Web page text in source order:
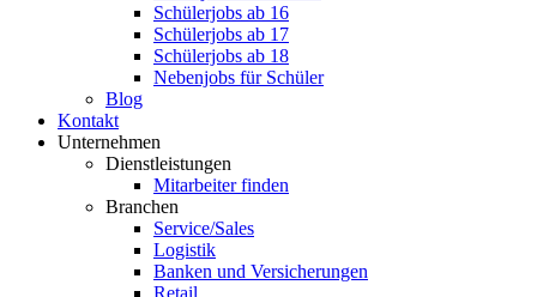
Schülerjobs ab 16
Schülerjobs ab 17
Schülerjobs ab 18
Nebenjobs für Schüler
Blog
Kontakt
Unternehmen
Dienstleistungen
Mitarbeiter finden
Branchen
Service/Sales
Logistik
Banken und Versicherungen
Retail